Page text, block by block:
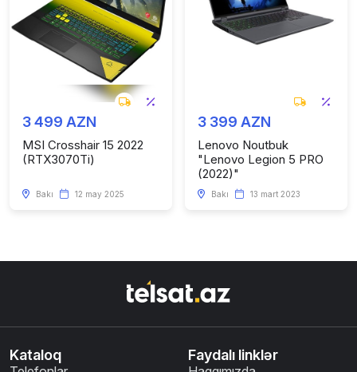
3 499 AZN
MSI Crosshair 15 2022
(RTX3070Ti)
Bakı 12 may 2025
3 399 AZN
Lenovo Noutbuk
"Lenovo Legion 5 PRO
(2022)"
Bakı 13 mart 2023
Kataloq Faydalı linklər